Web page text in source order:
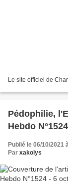
Le site officiel de
Pédophilie,
Hebdo
Publié le 06/10/2021
Par xakolys